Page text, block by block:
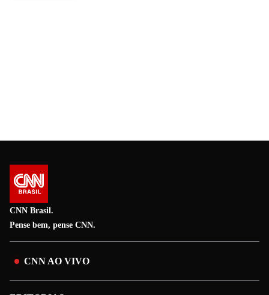
CNN Brasil.
Pense bem, pense CNN.
CNN AO VIVO